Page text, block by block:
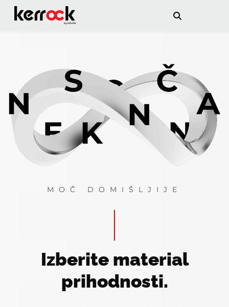
MOČ DOMIŠLJIJE
Izberite material
prihodnosti.